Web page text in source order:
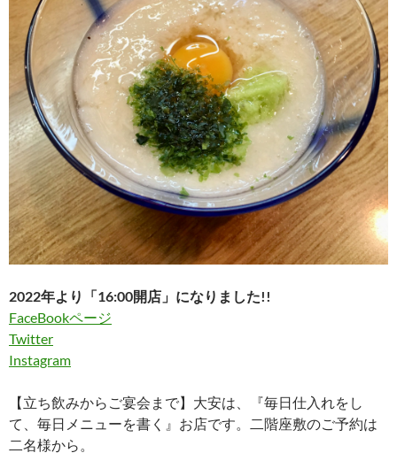
2022年より「16:00開店」になりました!!
FaceBookページ
Twitter
Instagram
【立ち飲みからご宴会まで】大安は、『毎日仕入れをし
て、毎日メニューを書く』お店です。二階座敷のご予約は
二名様から。